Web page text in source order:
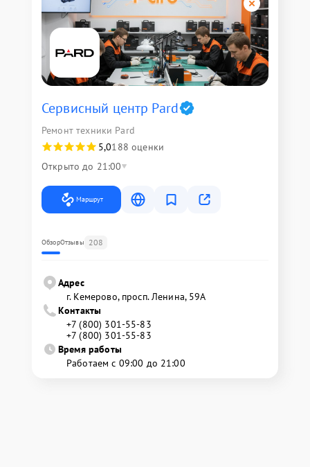
Сервисный центр Pard
Ремонт техники Pard
5,0188 оценки
Открыто до 21:00
Маршрут
ОбзорОтзывы 208
Адрес
г. Кемерово, просп. Ленина, 59А
Контакты
+7 (800) 301-55-83
+7 (800) 301-55-83
Время работы
Работаем с 09:00 до 21:00